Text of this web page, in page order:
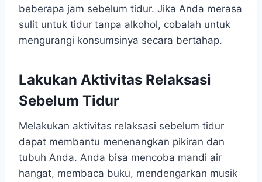
beberapa jam sebelum tidur. Jika Anda merasa
sulit untuk tidur tanpa alkohol, cobalah untuk
mengurangi konsumsinya secara bertahap.
Lakukan Aktivitas Relaksasi
Sebelum Tidur
Melakukan aktivitas relaksasi sebelum tidur
dapat membantu menenangkan pikiran dan
tubuh Anda. Anda bisa mencoba mandi air
hangat, membaca buku, mendengarkan musik